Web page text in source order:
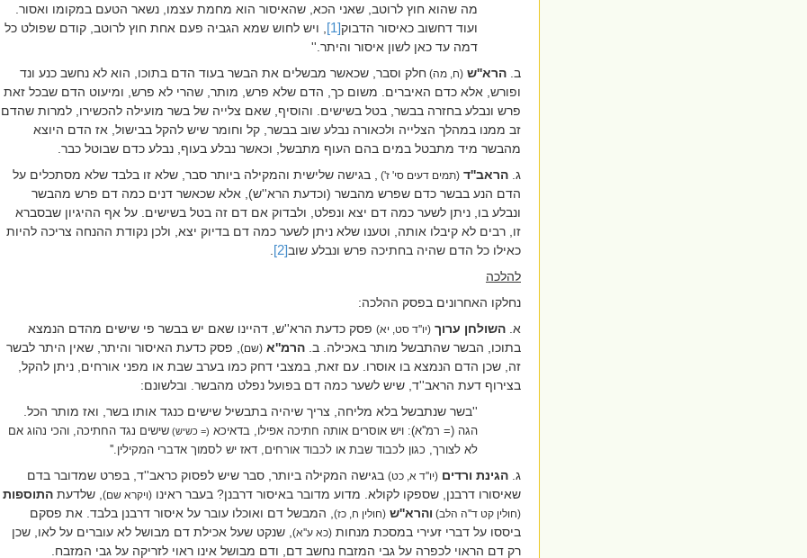
מה שהוא חוץ לרוטב, שאני הכא, שהאיסור הוא מחמת עצמו, נשאר הטעם במקומו ואסור.
ועוד דחשוב כאיסור הדבוק[1]
, ויש לחוש שמא הגביה פעם אחת חוץ לרוטב, קודם שפולט כל
דמה עד כאן לשון איסור והיתר.''
ב. הרא''ש (ח, מה) חלק וסבר, שכאשר מבשלים את הבשר בעוד הדם בתוכו, הוא לא נחשב כנע ונד
ופורש, אלא כדם האיברים. משום כך, הדם שלא פרש, מותר, שהרי לא פרש, ומיעוט הדם שבכל זאת
פרש ונבלע בחזרה בבשר, בטל בשישים. והוסיף, שאם צלייה של בשר מועילה להכשירו, למרות שהדם
זב ממנו במהלך הצלייה ולכאורה נבלע שוב בבשר, קל וחומר שיש להקל בבישול, אז הדם היוצא
מהבשר מיד מתבטל במים בהם העוף מתבשל, וכאשר נבלע בעוף, נבלע כדם שבוטל כבר.
ג. הראב''ד (תמים דעים סי' ז')
, בגישה שלישית והמקילה ביותר סבר, שלא זו בלבד שלא מסתכלים על
הדם הנע בבשר כדם שפרש מהבשר (וכדעת הרא''ש), אלא שכאשר דנים כמה דם פרש מהבשר
ונבלע בו, ניתן לשער כמה דם יצא ונפלט, ולבדוק אם דם זה בטל בשישים. על אף ההיגיון שבסברא
זו, רבים לא קיבלו אותה, וטענו שלא ניתן לשער כמה דם בדיוק יצא, ולכן נקודת ההנחה צריכה להיות
כאילו כל הדם שהיה בחתיכה פרש ונבלע שוב[2]
להלכה
נחלקו האחרונים בפסק ההלכה:
א. השולחן ערוך (יו''ד סט, יא) פסק כדעת הרא''ש, דהיינו שאם יש בבשר פי שישים מהדם הנמצא
בתוכו, הבשר שהתבשל מותר באכילה. ב. הרמ''א (שם) , פסק כדעת האיסור והיתר, שאין היתר לבשר
זה, שכן הדם הנמצא בו אוסרו. עם זאת, במצבי דחק כמו בערב שבת או מפני אורחים, ניתן להקל,
בצירוף דעת הראב''ד, שיש לשער כמה דם בפועל נפלט מהבשר. ובלשונם:
''בשר שנתבשל בלא מליחה, צריך שיהיה בתבשיל שישים כנגד אותו בשר, ואז מותר הכל.
הגה (= רמ''א): ויש אוסרים אותה חתיכה אפילו, בדאיכא (= כשיש) שישים נגד החתיכה, והכי נהוג אם
לא לצורך, כגון לכבוד שבת או לכבוד אורחים, דאז יש לסמוך אדברי המקילין.''
ג. הגינת ורדים (יו''ד א, כט) בגישה המקילה ביותר, סבר שיש לפסוק כראב''ד, בפרט שמדובר בדם
שאיסורו דרבנן, שספקו לקולא. מדוע מדובר באיסור דרבנן? בעבר ראינו (ויקרא שם) , שלדעת התוספות
(חולין קט ד''ה הלב) והרא''ש (חולין ח, כז) , המבשל דם ואוכלו עובר על איסור דרבנן בלבד. את פסקם
ביססו על דברי זעירי במסכת מנחות (כא ע''א) , שנקט שעל אכילת דם מבושל לא עוברים על לאו, שכן
רק דם הראוי לכפרה על גבי המזבח נחשב דם, ודם מבושל אינו ראוי לזריקה על גבי המזבח.